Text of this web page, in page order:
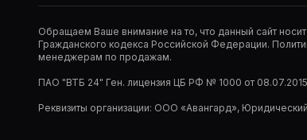
Обращаем Ваше внимание на то, что данный сайт
Гражданского кодекса Российской Федерации.
менеджерам по продажам.
ПАО "ВТБ 24" Ген. лицензия ЦБ РФ № 1000 от
Реквизиты организации: ООО «Авангард»,